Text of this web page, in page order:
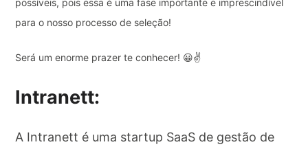
possíveis, pois essa é uma fase importante e imprescindível
para o nosso processo de seleção!
Será um enorme prazer te conhecer! 😀✌️
Intranett:
A Intranett é uma startup SaaS de gestão de